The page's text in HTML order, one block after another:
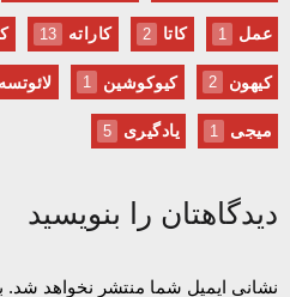
عمل 1 کاتا 2 کاراته 13
کیهون 2 کیوکوشین 1 لائوتسه
میجی 1 یادگیری 5
دیدگاهتان را بنویسید
نشانی ایمیل شما منتشر نخواهد شد.